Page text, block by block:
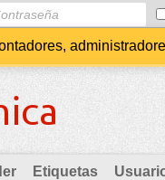
Etiquetas